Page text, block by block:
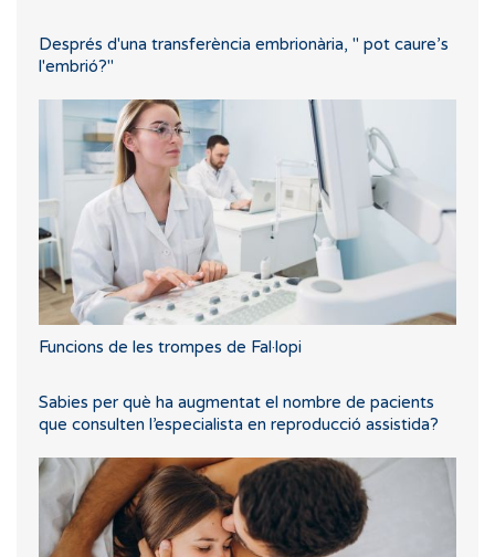
Després d'una transferència embrionària, " pot caure’s
l'embrió?"
Funcions de les trompes de Fal·lopi
Sabies per què ha augmentat el nombre de pacients
que consulten l’especialista en reproducció assistida?